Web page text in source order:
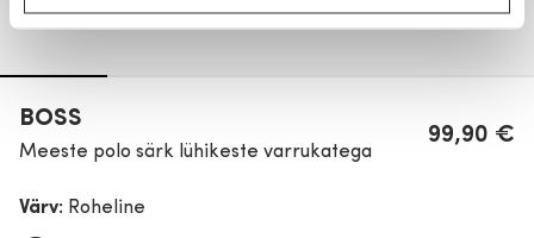
BOSS
Meeste polo särk lühikeste varrukatega
99,90 €
Värv: Roheline